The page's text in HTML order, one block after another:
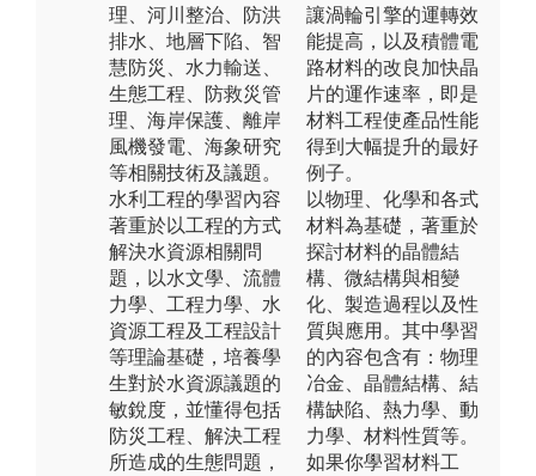
理、河川整治、防洪
排水、地層下陷、智
慧防災、水力輸送、
生態工程、防救災管
理、海岸保護、離岸
風機發電、海象研究
等相關技術及議題。
水利工程的學習內容
著重於以工程的方式
解決水資源相關問
題，以水文學、流體
力學、工程力學、水
資源工程及工程設計
等理論基礎，培養學
生對於水資源議題的
敏銳度，並懂得包括
防災工程、解決工程
所造成的生態問題，
讓渦輪引擎的運轉效
能提高，以及積體電
路材料的改良加快晶
片的運作速率，即是
材料工程使產品性能
得到大幅提升的最好
例子。
以物理、化學和各式
材料為基礎，著重於
探討材料的晶體結
構、微結構與相變
化、製造過程以及性
質與應用。其中學習
的內容包含有：物理
冶金、晶體結構、結
構缺陷、熱力學、動
力學、材料性質等。
如果你學習材料工